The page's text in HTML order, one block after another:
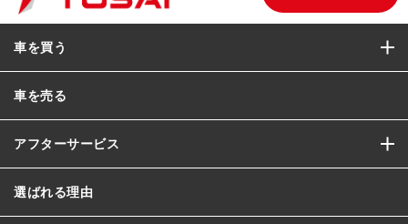
車を買う
車を売る
アフターサービス
選ばれる理由